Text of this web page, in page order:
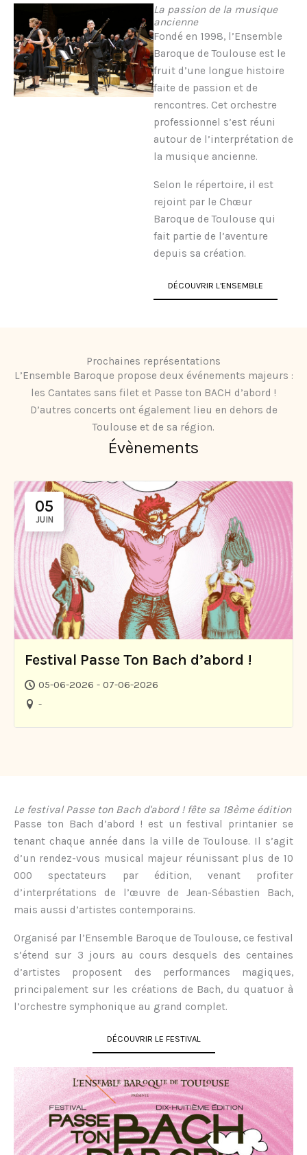
m
La passionde la musique
ancienne
Fondé en 1998, l’Ensemble
Baroque de Toulouse est le
fruit d’une longue histoire
faite de passion et de
rencontres. Cet orchestre
professionnel s’est réuni
autour de l’interprétation de
la musique ancienne.
Selon le répertoire, il est
rejoint par le Chœur
Baroque de Toulouse qui
fait partie de l’aventure
depuis sa création.
DÉCOUVRIR L'ENSEMBLE
Prochaines représentations
L’Ensemble Baroque propose deux événements majeurs :
les Cantates sans filet et Passe ton BACH d’abord !
D’autres concerts ont également lieu en dehors de
Toulouse et de sa région.
Évènements
05
JUIN
Festival Passe Ton Bach d’abord !
05-06-2026 - 07-06-2026
-
Le festival Passe ton Bachd'abord ! fête sa 18ème édition
Passe ton Bach d’abord ! est un festival printanier se
tenant chaque année dans la ville de Toulouse. Il s’agit
d’un rendez-vous musical majeur réunissant plus de 10
000 spectateurs par édition, venant profiter
d’interprétations de l’œuvre de Jean-Sébastien Bach,
mais aussi d’artistes contemporains.
Organisé par l’Ensemble Baroque de Toulouse, ce festival
s’étend sur 3 jours au cours desquels des centaines
d’artistes proposent des performances magiques,
principalement sur les créations de Bach, du quatuor à
l’orchestre symphonique au grand complet.
DÉCOUVRIR LE FESTIVAL